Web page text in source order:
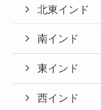
北東インド
南インド
東インド
西インド